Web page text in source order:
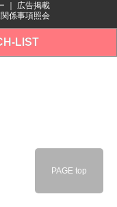
広告掲載
係事項照会
LIST
PAGE top